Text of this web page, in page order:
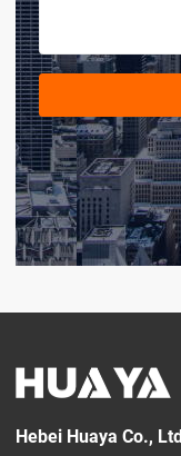
Hebei Huaya Co.,